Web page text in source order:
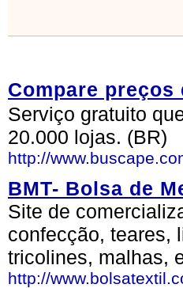
Compare
Serviço gratuito
20.000 lojas. (BR)
http://
BMT- Bolsa de
Site de
confecção, teares,
tricolines, malhas,
http://